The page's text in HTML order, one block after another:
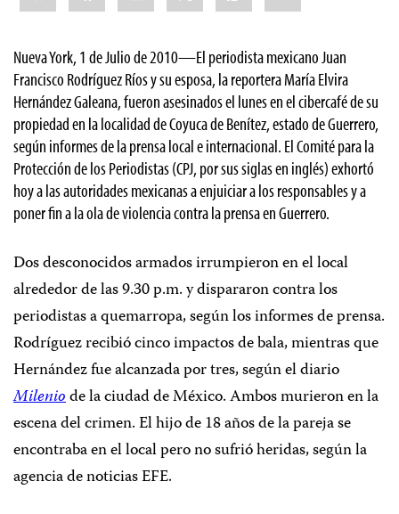
Nueva York, 1 de Julio de 2010—El periodista mexicano Juan
Francisco Rodríguez Ríos y su esposa, la reportera María Elvira
Hernández Galeana, fueron asesinados el lunes en el cibercafé de su
propiedad en la localidad de Coyuca de Benítez, estado de Guerrero,
según informes de la prensa local e internacional. El Comité para la
Protección de los Periodistas (CPJ, por sus siglas en inglés) exhortó
hoy a las autoridades mexicanas a enjuiciar a los responsables y a
poner fin a la ola de violencia contra la prensa en Guerrero.
Dos desconocidos armados irrumpieron en el local
alrededor de las 9.30 p.m. y dispararon contra los
periodistas a quemarropa, según los informes de prensa.
Rodríguez recibió cinco impactos de bala, mientras que
Hernández fue alcanzada por tres, según el diario
Mileniode la ciudad de México. Ambos murieron en la
escena del crimen. El hijo de 18 años de la pareja se
encontraba en el local pero no sufrió heridas, según la
agencia de noticias EFE.